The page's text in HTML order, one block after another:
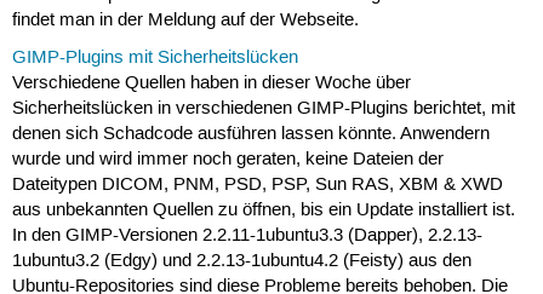
findet man in der Meldung auf der Webseite.
GIMP-Plugins mit Sicherheitslücken
Verschiedene Quellen haben in dieser Woche über
Sicherheitslücken in verschiedenen GIMP-Plugins berichtet, mit
denen sich Schadcode ausführen lassen könnte. Anwendern
wurde und wird immer noch geraten, keine Dateien der
Dateitypen DICOM, PNM, PSD, PSP, Sun RAS, XBM & XWD
aus unbekannten Quellen zu öffnen, bis ein Update installiert ist.
In den GIMP-Versionen 2.2.11-1ubuntu3.3 (Dapper), 2.2.13-
1ubuntu3.2 (Edgy) und 2.2.13-1ubuntu4.2 (Feisty) aus den
Ubuntu-Repositories sind diese Probleme bereits behoben. Die